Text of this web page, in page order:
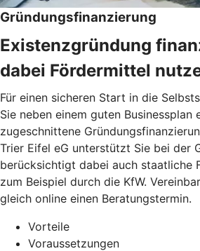
Gründungsfinanzierung
Existenzgründung
dabei Fördermittel
Für einen sicheren Start in die
Sie neben einem guten Businessplan
zugeschnittene
Trier Eifel eG unterstützt Sie bei der
berücksichtigt dabei auch staatliche
zum Beispiel durch die KfW.
gleich online einen Beratungstermin.
Vorteile
Voraussetzungen